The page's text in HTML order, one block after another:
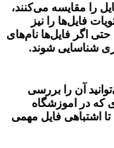
را مقایسه می‌کنند،
فایل‌ها را نیز
اگر فایل‌ها نام‌های
شناسایی شوند.
آن را بررسی
که در
اموزشگاه
اشتباهی فایل مهمی